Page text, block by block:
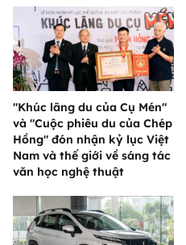
"Khúc lãng du của Cụ Mén"
và "Cuộc phiêu du của Chép
Hồng" đón nhận kỷ lục Việt
Nam và thế giới về sáng tác
văn học nghệ thuật